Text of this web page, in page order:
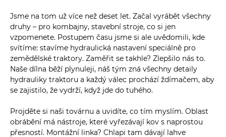
Jsme na tom už více než deset let. Začal vyrábět všechny
druhy – pro kombajny, stavební stroje, co si jen
vzpomenete. Postupem času jsme si ale uvědomili, kde
svítíme: stavíme hydraulická nastavení speciálně pro
zemědělské traktory. Zaměřit se takhle? Zlepšilo nás to.
Naše dílna běží plynuleji, náš tým zná všechny detaily
hydrauliky traktoru a každý válec prochází ždímačem, aby
se zajistilo, že vydrží, když jde do tuhého.
Projděte si naši továrnu a uvidíte, co tím myslím. Oblast
obrábění má nástroje, které vyřezávají kov s naprostou
přesností. Montážní linka? Chlapi tam dávají lahve